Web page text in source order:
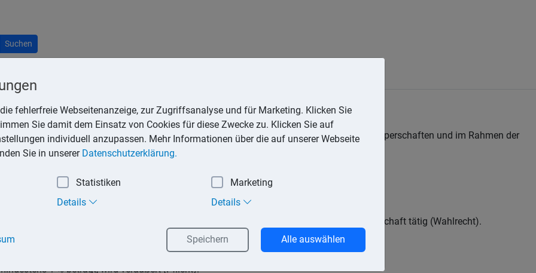
Suchen
Einkünften natürlicher Personen aus Dividenden und Gewinnausschüttungen von Körperschaften und im Rahmen der
in einem Betriebsvermögen gehalten (Pflicht).
beträgt mindestens 25 % (Wahlrecht).
beträgt mindestens 1 % und der Anteilseigner ist zusätzlich für die Gesellschaft tätig (Wahlrecht).
veräußert (Pflicht).
1 % beträgt, wird veräußert (Pflicht).
fehlerfreie Webseitenanzeige, zur Zugriffsanalyse und für Marketing. Klicken Sie
Sie damit dem Einsatz von Cookies für diese Zwecke zu. Klicken Sie auf
individuell anzupassen. Mehr Informationen über die auf unserer Webseite
Sie in unserer Datenschutzerklärung.
Statistiken
Marketing
Details Details
Speichern Alle auswählen